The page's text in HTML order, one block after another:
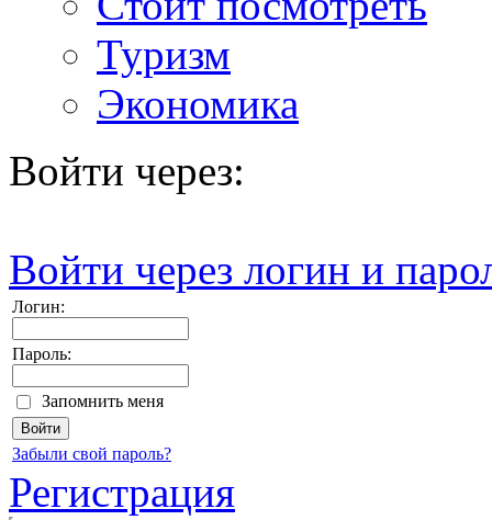
Туризм
Экономика
Войти через:
Войти через логин и
Логин:
Пароль:
Запомнить меня
Забыли свой пароль?
Регистрация